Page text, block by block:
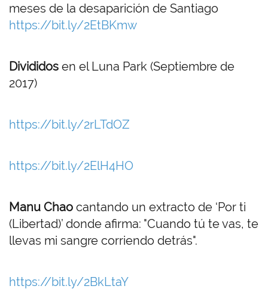
meses de la desaparición de Santiago
https://bit.ly/2EtBKmw
Divididos en el Luna Park (Septiembre de
2017)
https://bit.ly/2rLTdOZ
https://bit.ly/2ElH4HO
Manu Chao cantando un extracto de ‘Por ti
(Libertad)’ donde afirma: "Cuando tú te vas, te
llevas mi sangre corriendo detrás".
https://bit.ly/2BkLtaY